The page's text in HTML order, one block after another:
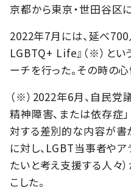
京都から東京・世田谷区
2022年7月には、延べ
LGBTQ+ Life』（※）とい
ーチを行った。その時の心
（※）2022年6月、自民党
精神障害、または依存症
対する差別的な内容が書
に対し、LGBT当事者や
たいと考え支援する人々
こした。